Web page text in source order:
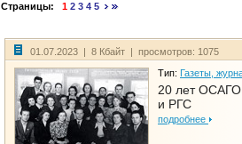
Страницы: 1 2 3 4 5
01.07.2023 | 8 Кбайт | просмотров: 1075
Тип: Газеты,
20 лет
и РГС
подробнее